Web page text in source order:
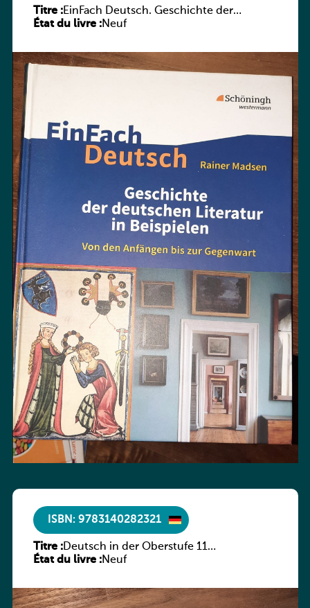
Titre :EinFach Deutsch. Geschichte der
deutschen Literatur in Beispielen
État du livre :Neuf
ISBN: 9783140282321
Titre :Deutsch in der Oberstufe 11
(Schülerbuch) Ausgabe Bayern
État du livre :Neuf